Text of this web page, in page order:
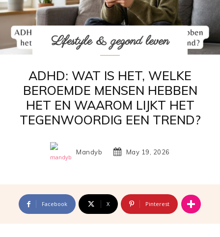
Lifestyle & gezond leven
ADHD: WAT IS HET, WELKE
BEROEMDE MENSEN HEBBEN
HET EN WAAROM LIJKT HET
TEGENWOORDIG EEN TREND?
Mandyb May 19, 2026
Facebook X Pinterest